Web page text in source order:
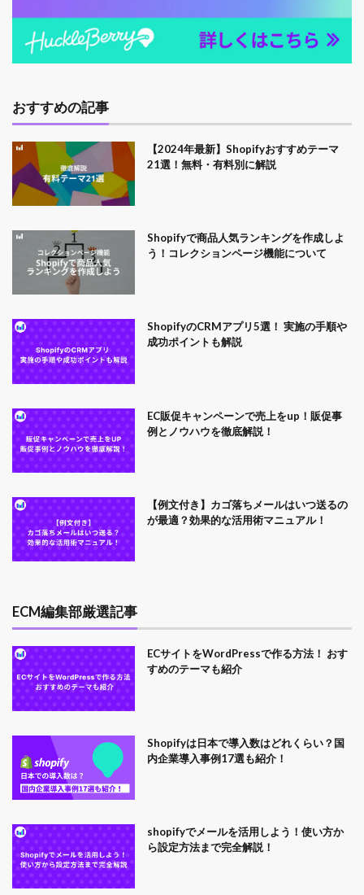
おすすめの記事
【2024年最新】Shopifyおすすめテーマ
21選！無料・有料別に解説
Shopifyで商品人気ランキングを作成しよ
う！コレクションページ機能について
ShopifyのCRMアプリ5選！ 実施の手順や
成功ポイントも解説
EC販促キャンペーンで売上をup！販促事
例とノウハウを徹底解説！
【例文付き】カゴ落ちメールはいつ送るの
が最適？効果的な活用術マニュアル！
ECM編集部厳選記事
ECサイトをWordPressで作る方法！ おす
すめのテーマも紹介
Shopifyは日本で導入数はどれくらい？国
内企業導入事例17選も紹介！
shopifyでメールを活用しよう！使い方か
ら設定方法まで完全解説！